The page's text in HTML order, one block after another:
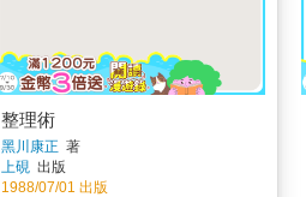
整理術
黑川康正 著
上硯 出版
1988/07/01 出版